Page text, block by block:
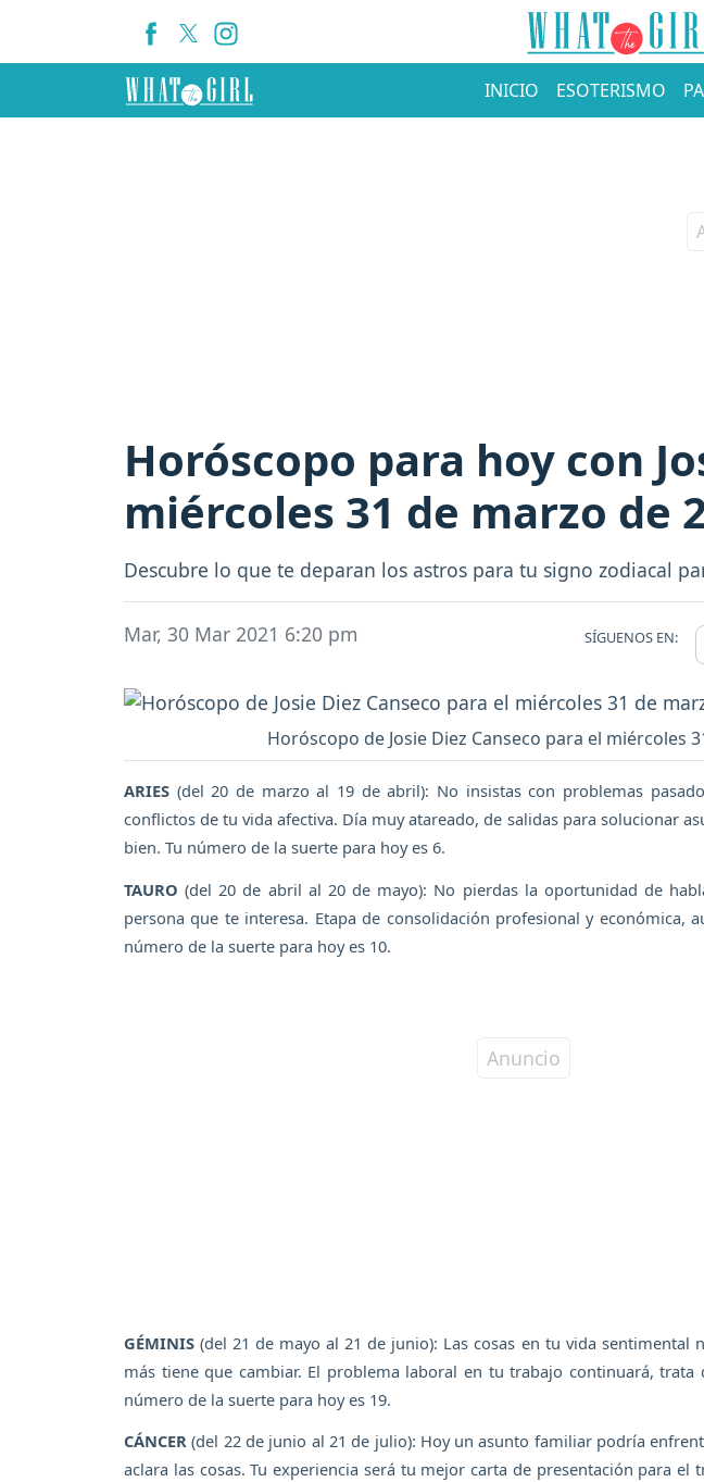
INICIO ESOTERISMO
Horóscopo para hoy con
miércoles 31 de marzo de
Descubre lo que te deparan los astros para tu signo zodiacal
Mar, 30 Mar 2021 6:20 pm SÍGUENOS EN:
Horóscopo de Josie Diez Canseco para el miércoles
ARIES (del 20 de marzo al 19 de abril): No insistas con problemas
conflictos de tu vida afectiva. Día muy atareado, de salidas para solucionar
bien. Tu número de la suerte para hoy es 6.
TAURO (del 20 de abril al 20 de mayo): No pierdas la oportunidad de
persona que te interesa. Etapa de consolidación profesional y económica,
número de la suerte para hoy es 10.
GÉMINIS (del 21 de mayo al 21 de junio): Las cosas en tu vida sentimental
más tiene que cambiar. El problema laboral en tu trabajo continuará, trata
número de la suerte para hoy es 19.
CÁNCER (del 22 de junio al 21 de julio): Hoy un asunto familiar podría
aclara las cosas. Tu experiencia será tu mejor carta de presentación para el